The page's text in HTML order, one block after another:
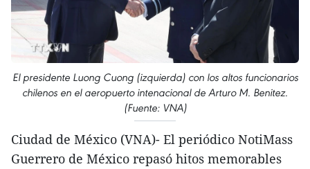
El presidente Luong Cuong (izquierda) con los altos funcionarios
chilenos en el aeropuerto intenacional de Arturo M. Benitez.
(Fuente: VNA)
Ciudad de México (VNA)- El periódico NotiMass
Guerrero de México repasó hitos memorables